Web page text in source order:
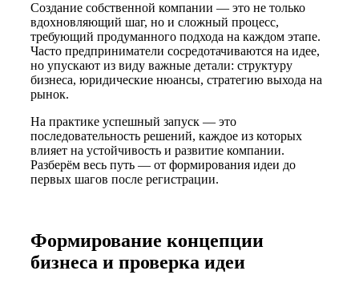
Создание собственной компании — это не только
вдохновляющий шаг, но и сложный процесс,
требующий продуманного подхода на каждом этапе.
Часто предприниматели сосредотачиваются на идее,
но упускают из виду важные детали: структуру
бизнеса, юридические нюансы, стратегию выхода на
рынок.
На практике успешный запуск — это
последовательность решений, каждое из которых
влияет на устойчивость и развитие компании.
Разберём весь путь — от формирования идеи до
первых шагов после регистрации.
Формирование концепции
бизнеса и проверка идеи